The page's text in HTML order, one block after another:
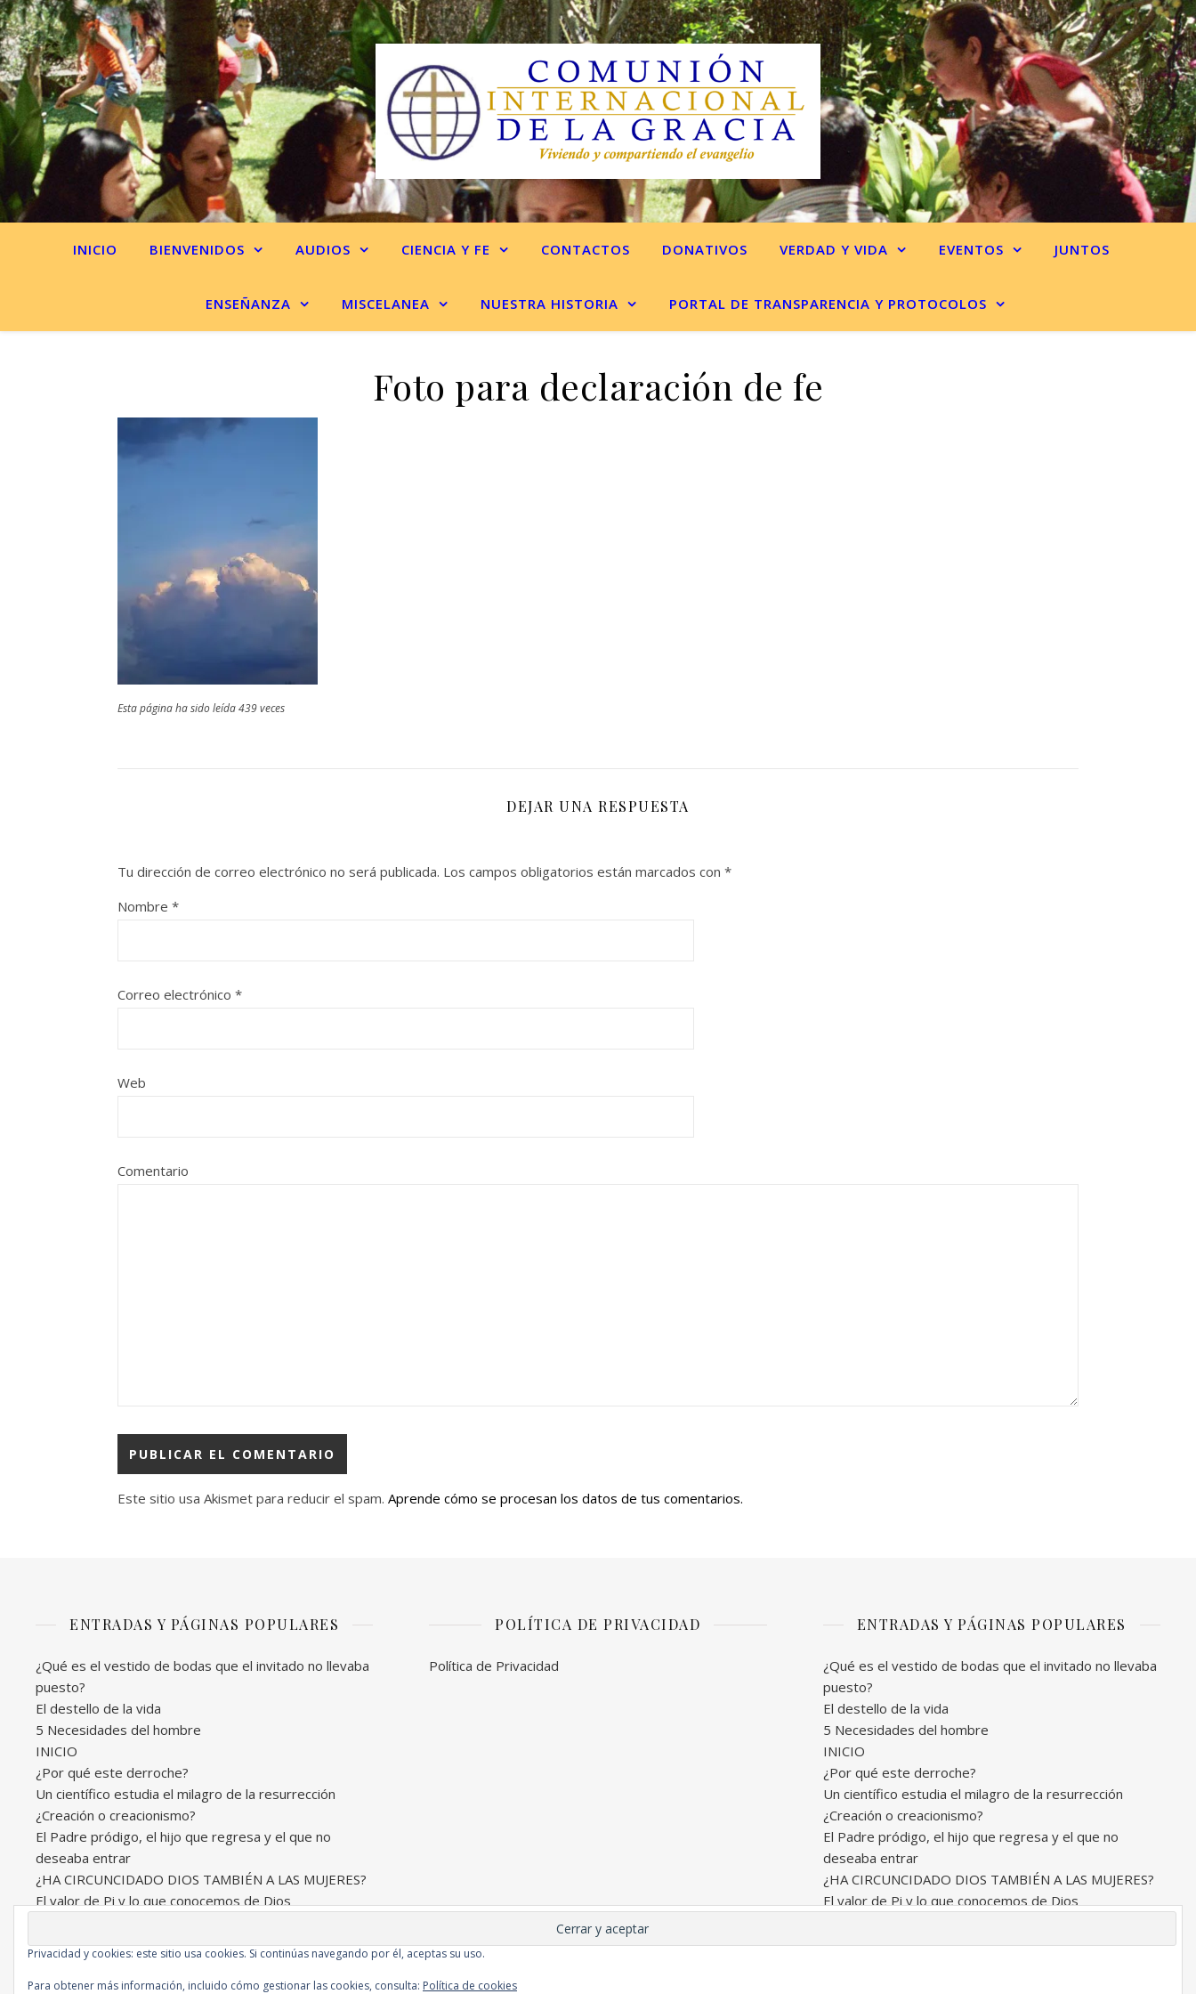
INICIO BIENVENIDOS AUDIOS CIENCIA Y FE CONTACTOS DONATIVOS VERDAD Y VIDA EVENTOS JUNTOS
ENSEÑANZA MISCELANEA NUESTRA HISTORIA PORTAL DE TRANSPARENCIA Y PROTOCOLOS
Foto para declaración de fe
Esta página ha sido leída 439 veces
DEJAR UNA RESPUESTA
Tu dirección de correo electrónico no será publicada. Los campos obligatorios están marcados con *
Nombre *
Correo electrónico *
Web
Comentario
Este sitio usa Akismet para reducir el spam. Aprende cómo se procesan los datos de tus comentarios.
ENTRADAS Y PÁGINAS POPULARES
¿Qué es el vestido de bodas que el invitado no llevaba
puesto?
El destello de la vida
5 Necesidades del hombre
INICIO
¿Por qué este derroche?
Un científico estudia el milagro de la resurrección
¿Creación o creacionismo?
El Padre pródigo, el hijo que regresa y el que no
deseaba entrar
¿HA CIRCUNCIDADO DIOS TAMBIÉN A LAS MUJERES?
El valor de Pi y lo que conocemos de Dios
POLÍTICA DE PRIVACIDAD
Política de Privacidad
ENTRADAS Y PÁGINAS POPULARES
¿Qué es el vestido de bodas que el invitado no llevaba
puesto?
El destello de la vida
5 Necesidades del hombre
INICIO
¿Por qué este derroche?
Un científico estudia el milagro de la resurrección
¿Creación o creacionismo?
El Padre pródigo, el hijo que regresa y el que no
deseaba entrar
¿HA CIRCUNCIDADO DIOS TAMBIÉN A LAS MUJERES?
El valor de Pi y lo que conocemos de Dios
Ashe Tema deWP Royal.
Privacidad y cookies: este sitio usa cookies. Si continúas navegando por él, aceptas su uso.
Para obtener más información, incluido cómo gestionar las cookies, consulta: Política de cookies